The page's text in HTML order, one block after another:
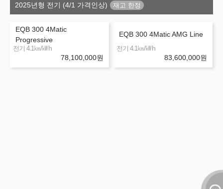
2025년형 전기 (4/1 가격인상)
EQB 300 4Matic
Progressive
전기 4.1㎞/㎾h
78,100,000원
EQB 300 4Matic AMG Line
전기 4.1㎞/㎾h
83,600,000원